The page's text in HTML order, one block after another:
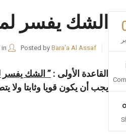
الشك يفسر
Posted by Bara'a Al Assaf
in
القاعدة الأولى : ” الشك يفسر
يجب أن يكون قويا وثابتا ولا
تواصل